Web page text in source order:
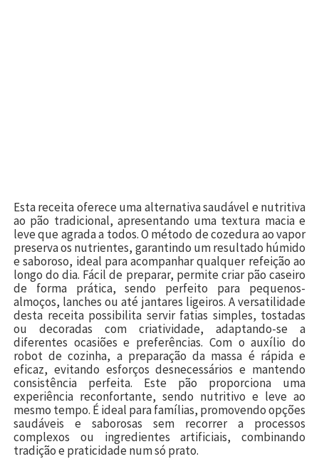
Esta receita oferece uma alternativa saudável e nutritiva
ao pão tradicional, apresentando uma textura macia e
leve que agrada a todos. O método de cozedura ao vapor
preserva os nutrientes, garantindo um resultado húmido
e saboroso, ideal para acompanhar qualquer refeição ao
longo do dia. Fácil de preparar, permite criar pão caseiro
de forma prática, sendo perfeito para pequenos-
almoços, lanches ou até jantares ligeiros. A versatilidade
desta receita possibilita servir fatias simples, tostadas
ou decoradas com criatividade, adaptando-se a
diferentes ocasiões e preferências. Com o auxílio do
robot de cozinha, a preparação da massa é rápida e
eficaz, evitando esforços desnecessários e mantendo
consistência perfeita. Este pão proporciona uma
experiência reconfortante, sendo nutritivo e leve ao
mesmo tempo. É ideal para famílias, promovendo opções
saudáveis e saborosas sem recorrer a processos
complexos ou ingredientes artificiais, combinando
tradição e praticidade num só prato.